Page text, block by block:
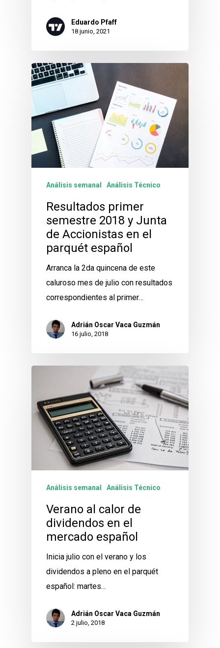
Eduardo Pfaff
18 junio, 2021
Análisis semanal Análisis Técnico
Resultados primer
semestre 2018 y Junta
de Accionistas en el
parquét español
Arranca la 2da quincena de este
caluroso mes de julio con resultados
correspondientes al primer…
Adrián Oscar Vaca Guzmán
16 julio, 2018
Análisis semanal Análisis Técnico
Verano al calor de
dividendos en el
mercado español
Inicia julio con el verano y los
dividendos a pleno en el parquét
español: martes…
Adrián Oscar Vaca Guzmán
2 julio, 2018